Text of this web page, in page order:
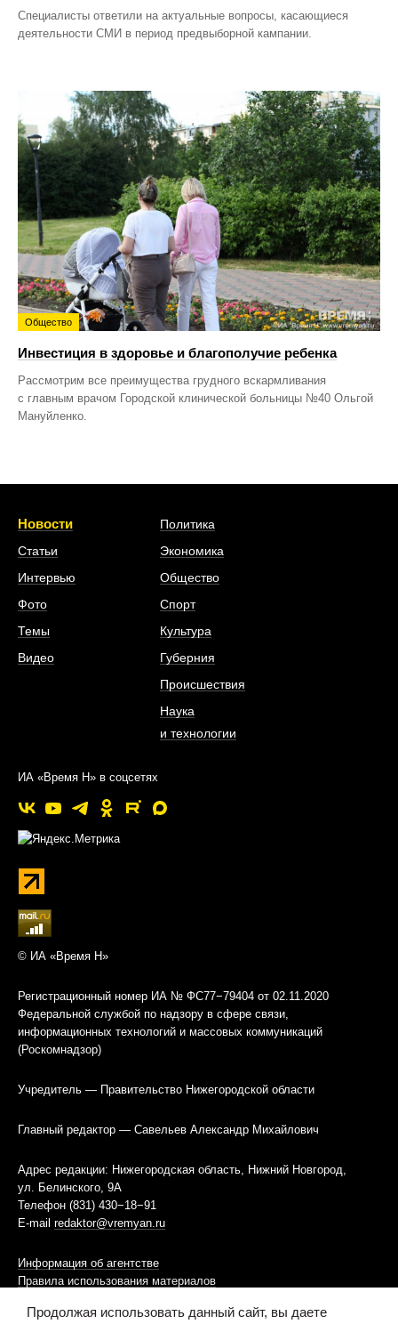
Специалисты ответили на актуальные вопросы, касающиеся
деятельности СМИ в период предвыборной кампании.
Общество
Инвестиция в здоровье и благополучие ребенка
Рассмотрим все преимущества грудного вскармливания
с главным врачом Городской клинической больницы №40 Ольгой
Мануйленко.
Новости
Статьи
Интервью
Фото
Темы
Видео
Политика
Экономика
Общество
Спорт
Культура
Губерния
Происшествия
Наука
и технологии
ИА «Время Н» в соцсетях
© ИА «Время Н»
Регистрационный номер ИА № ФС77−79404 от 02.11.2020
Федеральной службой по надзору в сфере связи,
информационных технологий и массовых коммуникаций
(Роскомнадзор)
Учредитель — Правительство Нижегородской области
Главный редактор — Савельев Александр Михайлович
Адрес редакции: Нижегородская область, Нижний Новгород,
ул. Белинского, 9А
Телефон (831) 430−18−91
E-mail redaktor@vremyan.ru
Информация об агентстве
Правила использования материалов
Информационная политика использования «cookies»-файлов
Продолжая использовать данный сайт, вы даете